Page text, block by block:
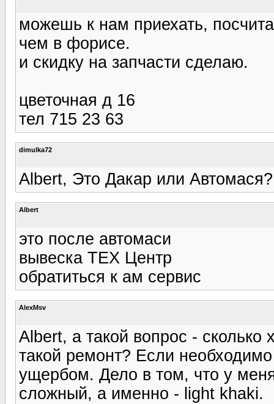
можешь к нам приехать,
чем в форисе.
и скидку на запчасти сделаю.
цветочная д 16
тел 715 23 63
dimulka72
Albert, Это Дакар или
Albert
это после автомаси
вывеска ТЕХ Центр
обратиться к ам сервис
AlexMsv
Albert, а такой вопрос - сколько
такой ремонт? Если
ущербом. Дело в том, что у
сложный, а именно - light khaki.